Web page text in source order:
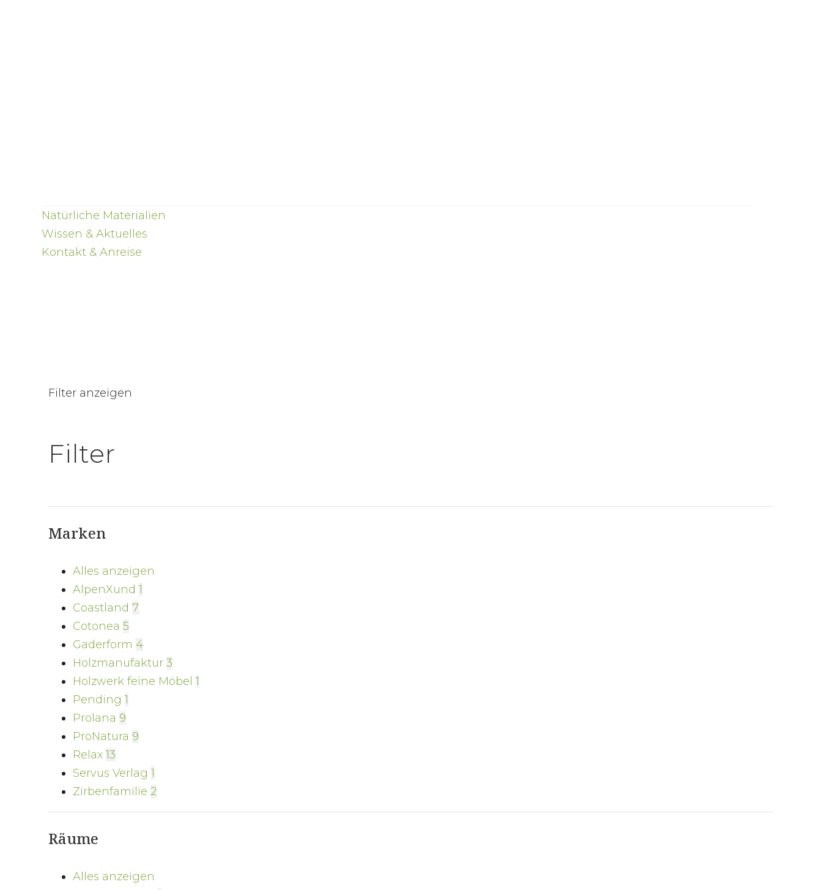
Natürliche Materialien
Wissen & Aktuelles
Kontakt & Anreise
Filter anzeigen
Filter
Marken
Alles anzeigen
AlpenXund 1
Coastland 7
Cotonea 5
Gaderform 4
Holzmanufaktur 3
Holzwerk feine Möbel 1
Pending 1
Prolana 9
ProNatura 9
Relax 13
Servus Verlag 1
Zirbenfamilie 2
Räume
Alles anzeigen